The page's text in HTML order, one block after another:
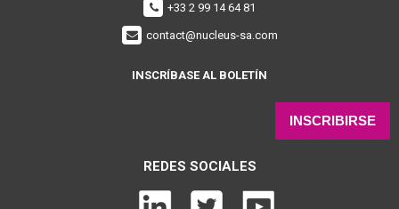
+33 2 99 14 64 81
contact@nucleus-sa.com
INSCRÍBASE AL BOLETÍN
INSCRIBIRSE
REDES SOCIALES